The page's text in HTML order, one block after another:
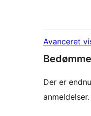
Avanceret
Der er
anmeldelser.